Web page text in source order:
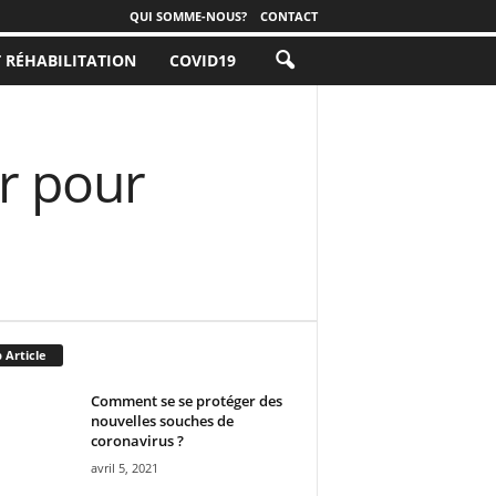
QUI SOMME-NOUS? CONTACT
RÉHABILITATION COVID19
pour
Article
Comment se se protéger des
nouvelles souches de
coronavirus ?
avril 5, 2021